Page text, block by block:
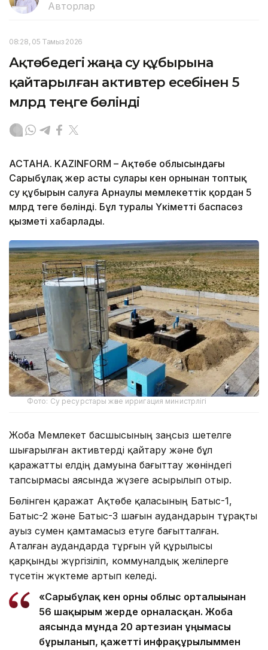
Авторлар
08:28, 05 Тамыз 2026
Ақтөбедегі жаңа су құбырына
қайтарылған активтер есебінен 5
млрд теңге бөлінді
АСТАНА. KAZINFORM – Ақтөбе облысындағы
Сарыбұлақ жер асты сулары кен орнынан топтық
су құбырын салуға Арнаулы мемлекеттік қордан 5
млрд теңге бөлінді. Бұл туралы Үкіметтің баспасөз
қызметі хабарлады.
Фото: Су ресурстары және ирригация министрлігі
Жоба Мемлекет басшысының заңсыз шетелге
шығарылған активтерді қайтару және бұл
қаражатты елдің дамуына бағыттау жөніндегі
тапсырмасы аясында жүзеге асырылып отыр.
Бөлінген қаражат Ақтөбе қаласының Батыс-1,
Батыс-2 және Батыс-3 шағын аудандарын тұрақты
ауыз сумен қамтамасыз етуге бағытталған.
Аталған аудандарда тұрғын үй құрылысы
қарқынды жүргізіліп, коммуналдық желілерге
түсетін жүктеме артып келеді.
«Сарыбұлақ кен орны облыс орталығынан
56 шақырым жерде орналасқан. Жоба
аясында мұнда 20 артезиан ұңғымасы
бұрғыланып, қажетті инфрақұрылыммен